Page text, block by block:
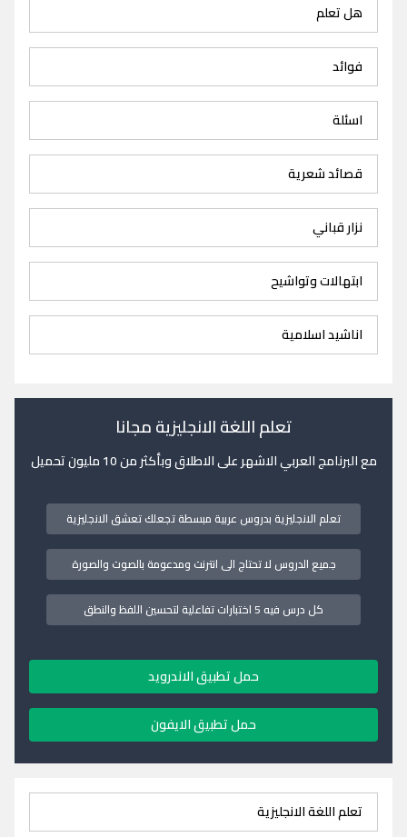
هل تعلم
فوائد
اسئلة
قصائد شعرية
نزار قباني
ابتهالات وتواشيح
اناشيد اسلامية
تعلم اللغة الانجليزية مجانا
مع البرنامج العربي الاشهر على الاطلاق وبأكثر من 10 مليون تحميل
تعلم الانجليزية بدروس عربية مبسطة تجعلك تعشق الانجليزية
جميع الدروس لا تحتاج الى انترنت ومدعومة بالصوت والصورة
كل درس فيه 5 اختبارات تفاعلية لتحسين اللفظ والنطق
حمل تطبيق الاندرويد
حمل تطبيق الايفون
تعلم اللغة الانجليزية